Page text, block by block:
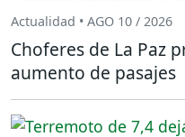
Actualidad • AGO 10 / 2026
Choferes de La Paz
aumento de pasajes